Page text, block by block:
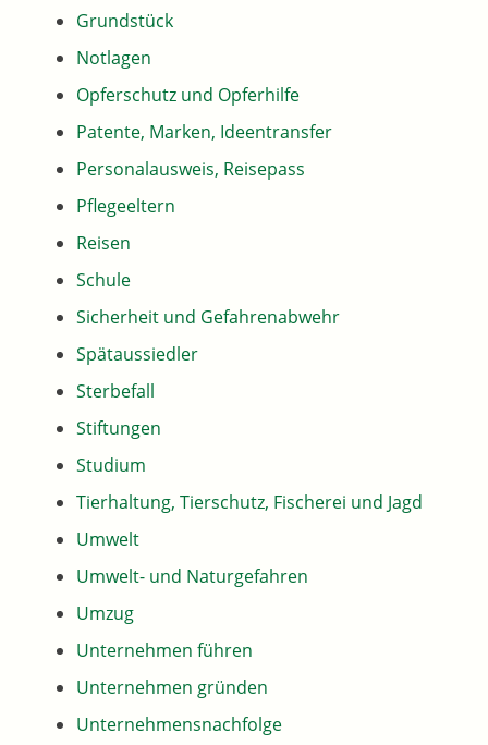
Grundstück
Notlagen
Opferschutz und Opferhilfe
Patente, Marken, Ideentransfer
Personalausweis, Reisepass
Pflegeeltern
Reisen
Schule
Sicherheit und Gefahrenabwehr
Spätaussiedler
Sterbefall
Stiftungen
Studium
Tierhaltung, Tierschutz, Fischerei und Jagd
Umwelt
Umwelt- und Naturgefahren
Umzug
Unternehmen führen
Unternehmen gründen
Unternehmensnachfolge